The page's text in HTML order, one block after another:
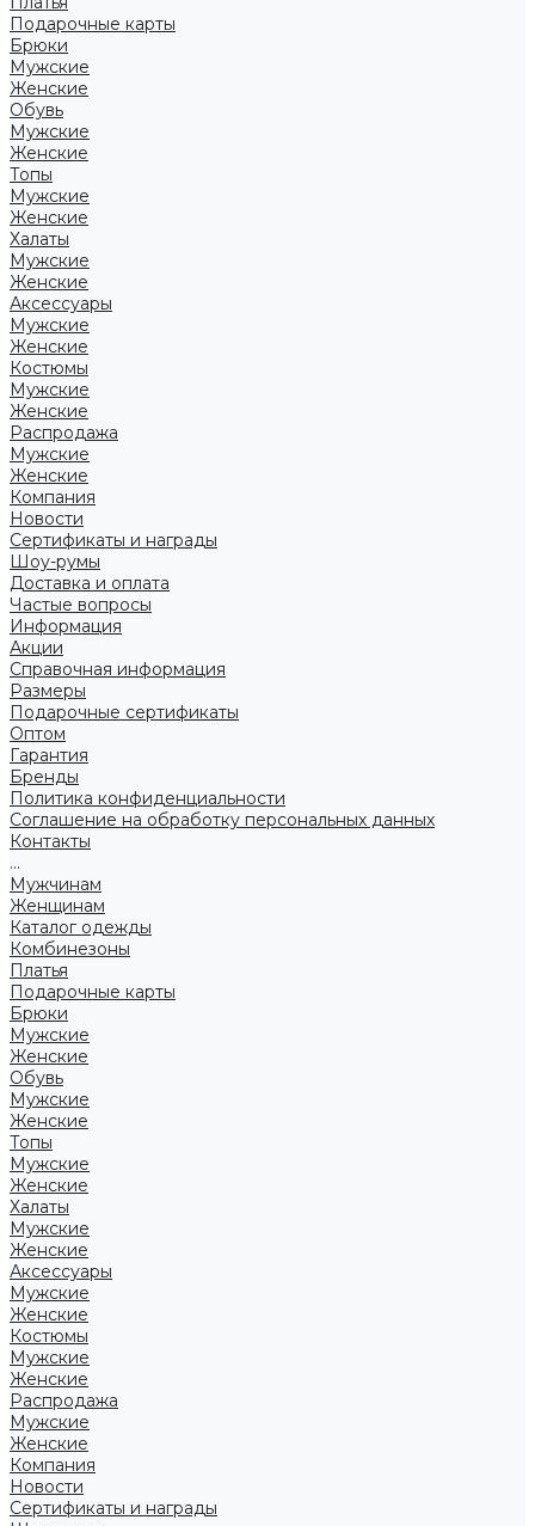
Подарочные карты
Брюки
Мужские
Женские
Обувь
Мужские
Женские
Топы
Мужские
Женские
Халаты
Мужские
Женские
Аксессуары
Мужские
Женские
Костюмы
Мужские
Женские
Распродажа
Мужские
Женские
Компания
Новости
Сертификаты и награды
Шоу-румы
Доставка и оплата
Частые вопросы
Информация
Акции
Справочная информация
Размеры
Подарочные сертификаты
Оптом
Гарантия
Бренды
Политика конфиденциальности
Соглашение на обработку персональных данных
Контакты
...
Мужчинам
Женщинам
Каталог одежды
Комбинезоны
Платья
Подарочные карты
Брюки
Мужские
Женские
Обувь
Мужские
Женские
Топы
Мужские
Женские
Халаты
Мужские
Женские
Аксессуары
Мужские
Женские
Костюмы
Мужские
Женские
Распродажа
Мужские
Женские
Компания
Новости
Сертификаты и награды